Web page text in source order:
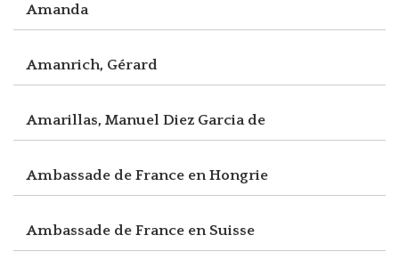
Amanda
Amanrich, Gérard
Amarillas, Manuel Diez Garcia de
Ambassade de France en Hongrie
Ambassade de France en Suisse